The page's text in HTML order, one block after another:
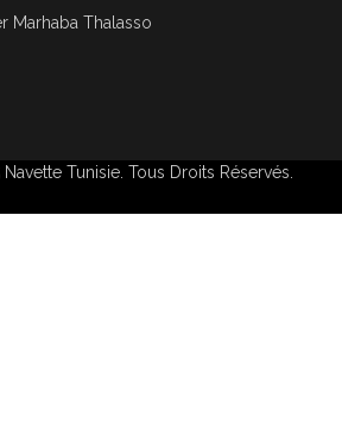
Marhaba Thalasso
Navette Tunisie. Tous Droits Réservés.